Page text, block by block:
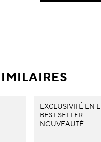
EXCLUSIVITÉ EN
BEST SELLER
NOUVEAUTÉ